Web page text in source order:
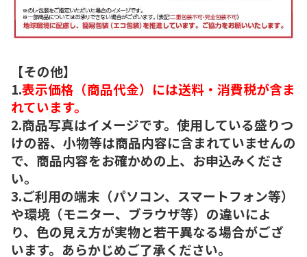
【その他】
1.表示価格（商品代金）には送料・消費税が含ま
れています。
2.商品写真はイメージです。使用している盛りつ
けの器、小物等は商品内容に含まれていませんの
で、商品内容をお確かめの上、お申込みくださ
い。
3.ご利用の端末（パソコン、スマートフォン等）
や環境（モニター、ブラウザ等）の違いによ
り、色の見え方が実物と若干異なる場合がござ
います。あらかじめご了承ください。